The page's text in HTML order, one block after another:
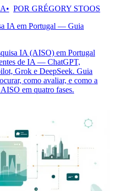
POR GRÉGORY STOOS
IA em Portugal — Guia
IA (AISO) em Portugal
de IA — ChatGPT,
Grok e DeepSeek. Guia
como avaliar, e como a
em quatro fases.